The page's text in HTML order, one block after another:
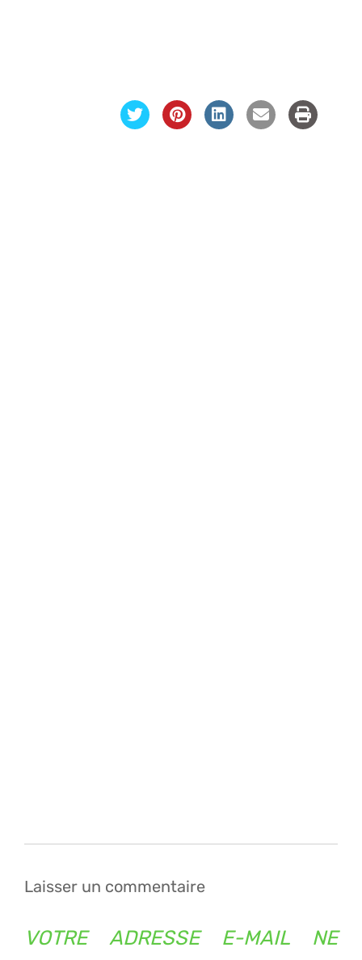
Laisser un commentaire
VOTRE ADRESSE E-MAIL NE